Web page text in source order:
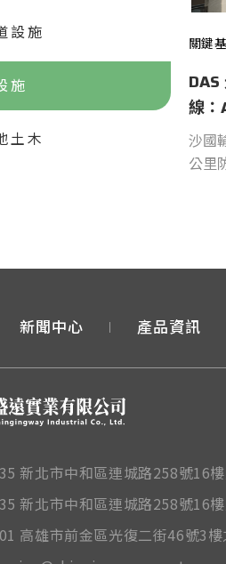
設施
施
土木
關鍵
線：
沙國
公里
新聞中心 產品資訊
新北市中和區連城路258號16
新北市中和區連城路258號16
高雄市前金區光復二街46號3樓
代表您允許我們置放 Cookie 來提升您在